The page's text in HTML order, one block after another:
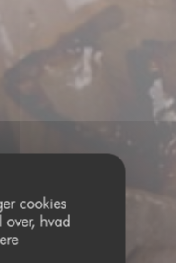
cookies
hvad